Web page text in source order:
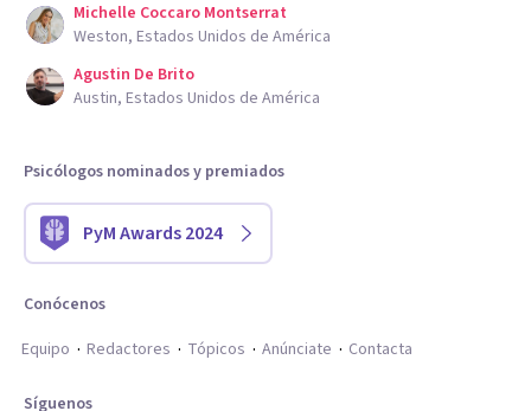
Michelle Coccaro Montserrat
Weston, Estados Unidos de América
Agustin De Brito
Austin, Estados Unidos de América
Psicólogos nominados y premiados
PyM Awards 2024
Conócenos
Equipo
Redactores Tópicos Anúnciate Contacta
Síguenos